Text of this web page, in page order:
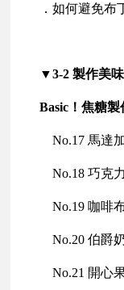
．如何避免
▼3-2 製作美
Basic ！焦糖製
No.17 馬達
No.18 巧克
No.19 咖啡
No.20 伯爵
No.21 開心